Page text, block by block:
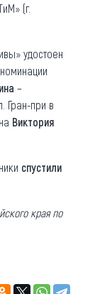
(г.
удостоен
–
Гран-при в
Виктория
спустили
края по